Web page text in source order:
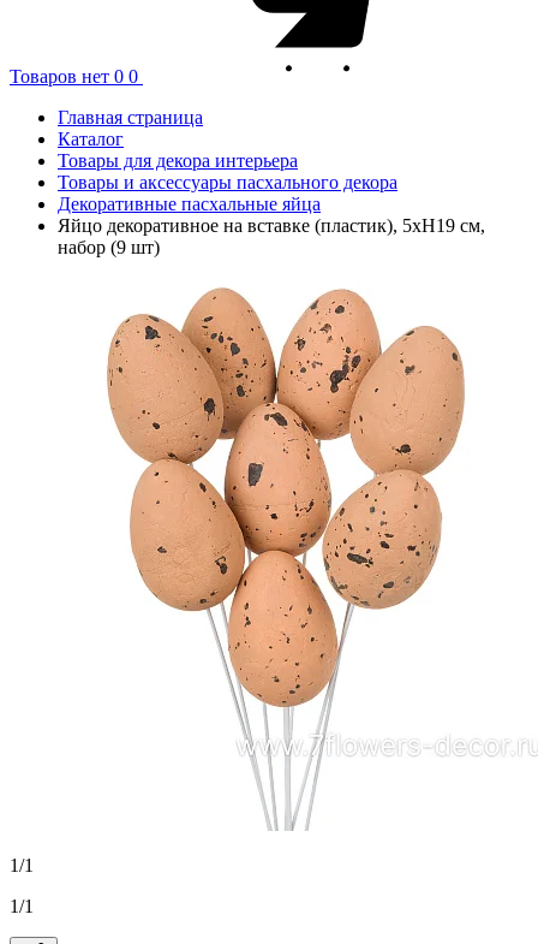
Товаров нет 0 0
Главная страница
Каталог
Товары для декора интерьера
Товары и аксессуары пасхального декора
Декоративные пасхальные яйца
Яйцо декоративное на вставке (пластик), 5хН19 см,
набор (9 шт)
1/1
1/1